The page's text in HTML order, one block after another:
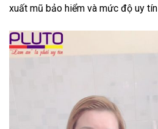
xuất mũ bảo hiểm và mức độ uy tín